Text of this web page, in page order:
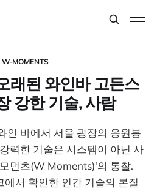
W-MOMENTS
래된 와인바 고든스
강한 기술, 사람
인 바에서 서울 광장의 응원봉
력한 기술은 시스템이 아닌 사
먼츠(W Moments)'의 통찰.
에서 확인한 인간 기술의 본질